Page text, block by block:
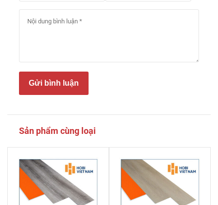
Gửi bình luận
Sản phẩm cùng loại